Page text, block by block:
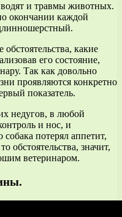
и травмы животных.
окончании каждой
какие
его состояние,
Так как довольно
проявляются конкретно
показатель.
недугов, в любой
и нос, и
потерял аппетит,
обстоятельства, значит,
ветеринаром.